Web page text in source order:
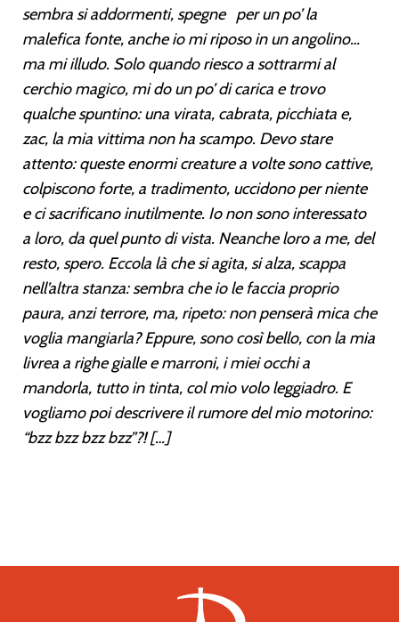
sembra si addormenti, spegne per un po’ la
malefica fonte, anche io mi riposo in un angolino…
ma mi illudo. Solo quando riesco a sottrarmi al
cerchio magico, mi do un po’ di carica e trovo
qualche spuntino: una virata, cabrata, picchiata e,
zac, la mia vittima non ha scampo. Devo stare
attento: queste enormi creature a volte sono cattive,
colpiscono forte, a tradimento, uccidono per niente
e ci sacrificano inutilmente. Io non sono interessato
a loro, da quel punto di vista. Neanche loro a me, del
resto, spero. Eccola là che si agita, si alza, scappa
nell’altra stanza: sembra che io le faccia proprio
paura, anzi terrore, ma, ripeto: non penserà mica che
voglia mangiarla? Eppure, sono così bello, con la mia
livrea a righe gialle e marroni, i miei occhi a
mandorla, tutto in tinta, col mio volo leggiadro. E
vogliamo poi descrivere il rumore del mio motorino:
“bzz bzz bzz bzz”?! […]